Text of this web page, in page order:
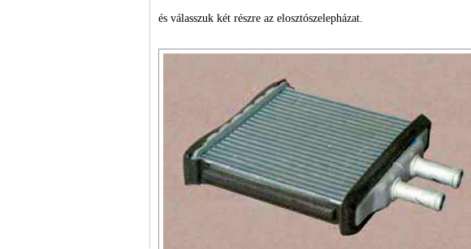
és válasszuk két részre az elosztószelepházat.